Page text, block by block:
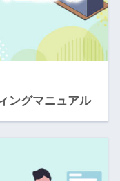
ングマニュアル